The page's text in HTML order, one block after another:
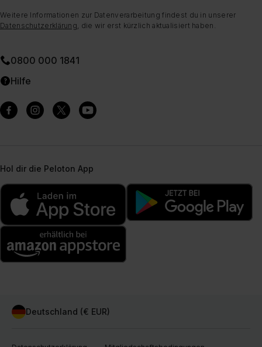
Weitere Informationen zur Datenverarbeitung findest du in unserer
Datenschutzerklärung , die wir erst kürzlich aktualisiert haben.
0800 000 1841
Hilfe
Hol dir die Peloton App
Deutschland (€ EUR)